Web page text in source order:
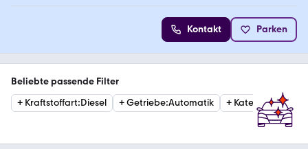
Kontakt Parken
Beliebte passende Filter
+ Kraftstoffart:Diesel +Getriebe:Automatik + Kategorie: